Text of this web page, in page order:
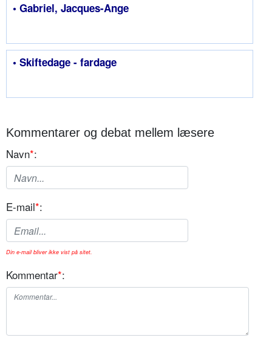
• Gabriel, Jacques-Ange
• Skiftedage - fardage
Kommentarer og debat mellem læsere
Navn*:
E-mail*:
Din e-mail bliver ikke vist på sitet.
Kommentar*: